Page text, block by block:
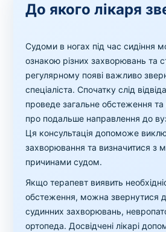
До якого лікаря
Судоми в ногах під час сидіння
ознакою різних захворювань та
регулярному появі важливо
спеціаліста. Спочатку слід
проведе загальне обстеження
про подальше направлення до
Ця консультація допоможе
захворювання та визначитися з
причинами судом.
Якщо терапевт виявить
обстеження, можна звернутися
судинних захворювань,
ортопеда. Досвідчені лікарі